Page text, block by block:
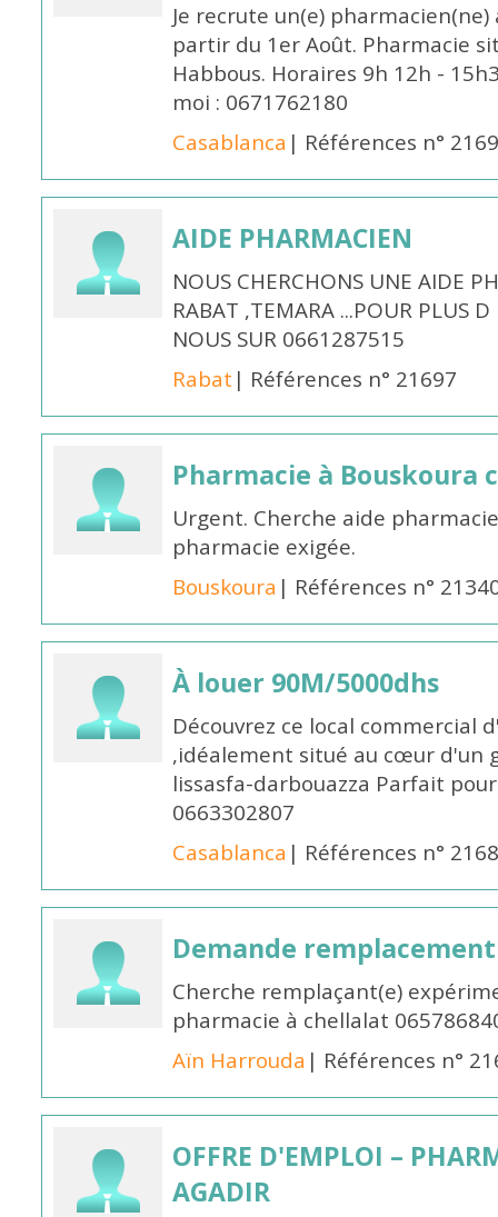
Je recrute un(e)
partir du 1er Août. Pharmacie
Habbous. Horaires 9h 12h -
moi : 0671762180
Casablanca | Références n°
AIDE PHARMACIEN
NOUS CHERCHONS UNE AIDE
RABAT ,TEMARA ...POUR PLUS
NOUS SUR 0661287515
Rabat | Références n° 21697
Pharmacie à Bouskoura
Urgent. Cherche aide
pharmacie exigée.
Bouskoura | Références n°
À louer 90M/5000dhs
Découvrez ce local commercial
,idéalement situé au cœur d'un
lissasfa-darbouazza Parfait
0663302807
Casablanca | Références n°
Demande remplacement
Cherche remplaçant(e)
pharmacie à chellalat
Aïn Harrouda | Références n°
OFFRE D'EMPLOI –
AGADIR